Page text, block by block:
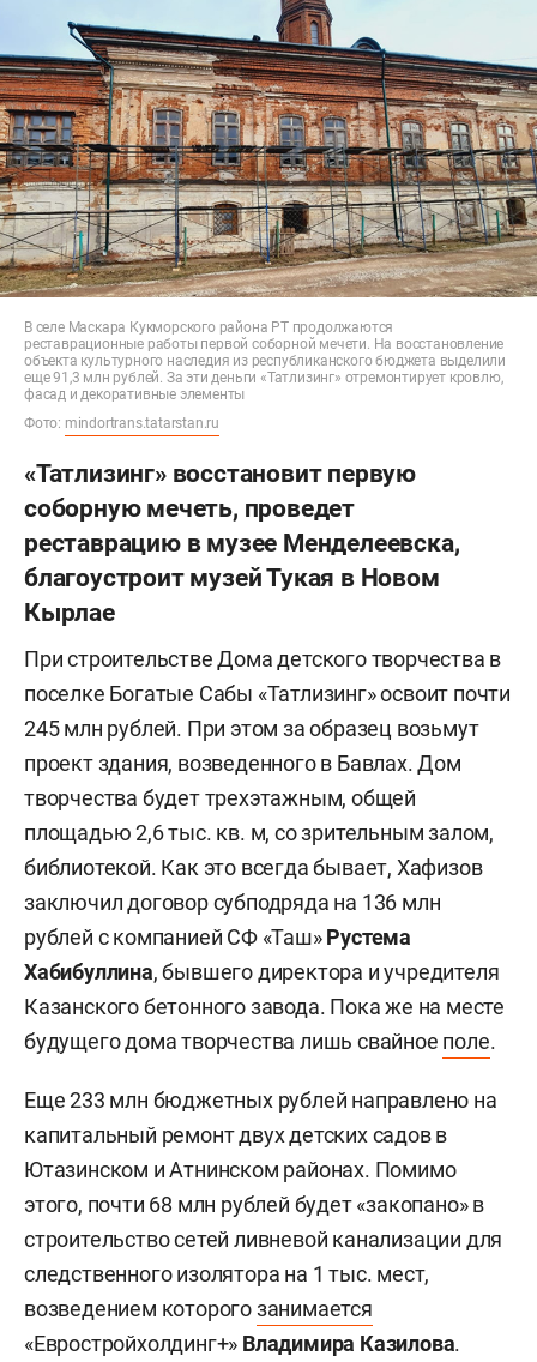
В селе Маскара Кукморского района РТ продолжаются
реставрационные работы первой соборной мечети. На восстановление
объекта культурного наследия из республиканского бюджета выделили
еще 91,3 млн рублей. За эти деньги «Татлизинг» отремонтирует кровлю,
фасад и декоративные элементы
Фото: mindortrans.tatarstan.ru
«Татлизинг» восстановит первую
соборную мечеть, проведет
реставрацию в музее Менделеевска,
благоустроит музей Тукая в Новом
Кырлае
При строительстве Дома детского творчества в
поселке Богатые Сабы «Татлизинг» освоит почти
245 млн рублей. При этом за образец возьмут
проект здания, возведенного в Бавлах. Дом
творчества будет трехэтажным, общей
площадью 2,6 тыс. кв. м, со зрительным залом,
библиотекой. Как это всегда бывает, Хафизов
заключил договор субподряда на 136 млн
рублей с компанией СФ «Таш»Рустема
Хабибуллина, бывшего директора и учредителя
Казанского бетонного завода. Пока же на месте
будущего дома творчества лишь свайное поле.
Еще 233 млн бюджетных рублей направлено на
капитальный ремонт двух детских садов в
Ютазинском и Атнинском районах. Помимо
этого, почти 68 млн рублей будет «закопано» в
строительство сетей ливневой канализации для
следственного изолятора на 1 тыс. мест,
возведением которогозанимается
«Евростройхолдинг+» Владимира Казилова.